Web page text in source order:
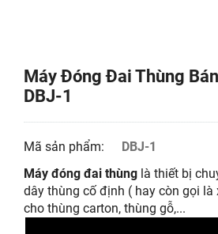
Máy Đóng Đai Thùng
DBJ-1
Mã sản phẩm:
DBJ-1
Máy đóng đai thùng là thiết bị
dây thùng cố định ( hay còn gọi
cho thùng carton, thùng gỗ,...